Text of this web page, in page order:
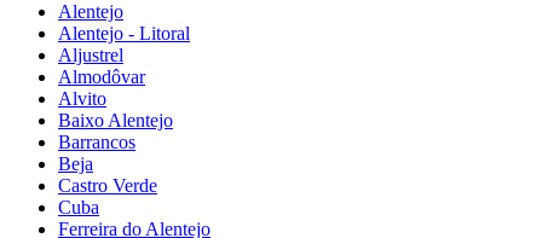
Alentejo
Alentejo - Litoral
Aljustrel
Almodôvar
Alvito
Baixo Alentejo
Barrancos
Beja
Castro Verde
Cuba
Ferreira do Alentejo